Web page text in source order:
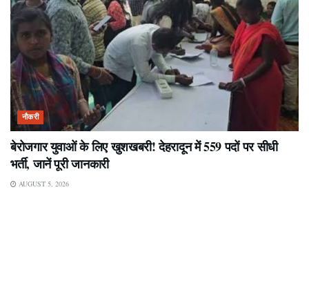
नौकरी
बेरोजगार युवाओं के लिए खुशखबरी! देहरादून में 559 पदों पर सीधी
भर्ती, जानें पूरी जानकारी
AUGUST 5, 2026